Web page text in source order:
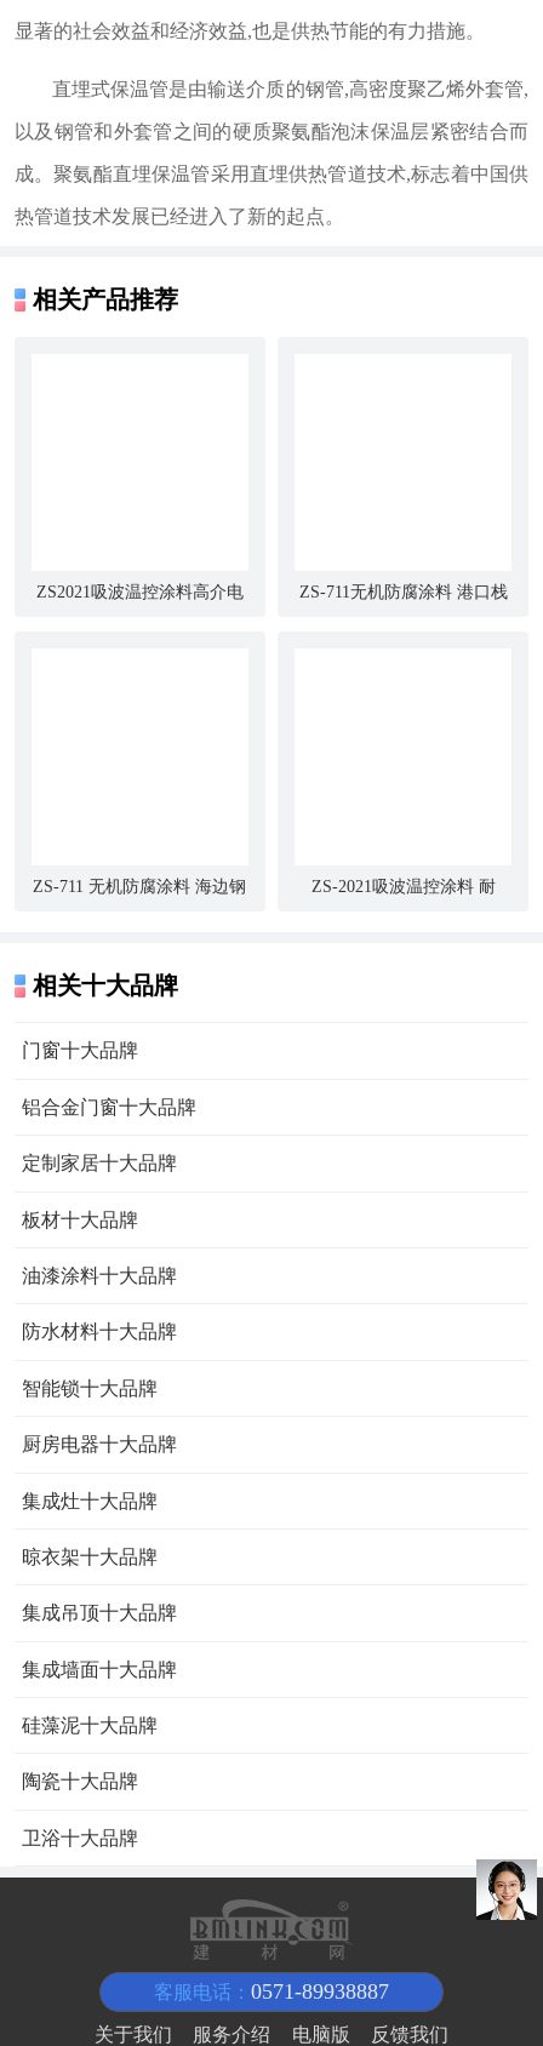
显著的社会效益和经济效益,也是供热节能的有力措施。
直埋式保温管是由输送介质的钢管,高密度聚乙烯外套管,
以及钢管和外套管之间的硬质聚氨酯泡沫保温层紧密结合而
成。聚氨酯直埋保温管采用直埋供热管道技术,标志着中国供
热管道技术发展已经进入了新的起点。
相关产品推荐
ZS-711无机防腐涂料 港口栈
ZS2021吸波温控涂料高介电
ZS-2021吸波温控涂料 耐
ZS-711 无机防腐涂料 海边钢
相关十大品牌
门窗十大品牌
铝合金门窗十大品牌
定制家居十大品牌
板材十大品牌
油漆涂料十大品牌
防水材料十大品牌
智能锁十大品牌
厨房电器十大品牌
集成灶十大品牌
晾衣架十大品牌
集成吊顶十大品牌
集成墙面十大品牌
硅藻泥十大品牌
陶瓷十大品牌
卫浴十大品牌
客服电话： 0571-89938887
关于我们 服务介绍 电脑版 反馈我们